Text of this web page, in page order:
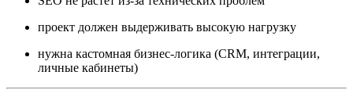
проект должен выдерживать высокую нагрузку
нужна кастомная бизнес-логика (CRM, интеграции,
личные кабинеты)